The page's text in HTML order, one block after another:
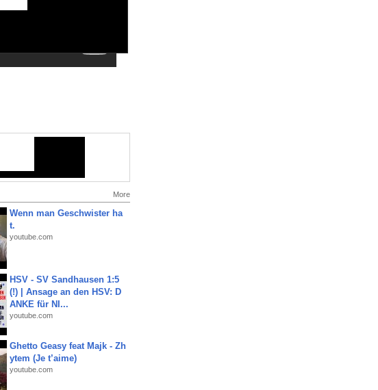
More
Wenn man Geschwister ha
t.
youtube.com
HSV - SV Sandhausen 1:5
(!) | Ansage an den HSV: D
ANKE für NI...
youtube.com
Ghetto Geasy feat Majk - Zh
ytem (Je t’aime)
youtube.com